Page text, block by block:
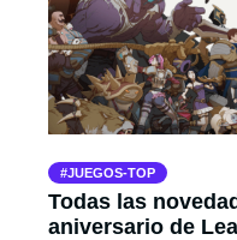
JUEGOS-TOP
Todas las
aniversario de